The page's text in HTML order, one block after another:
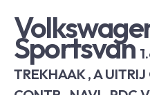
Sportsvan
TREKHAAK , A